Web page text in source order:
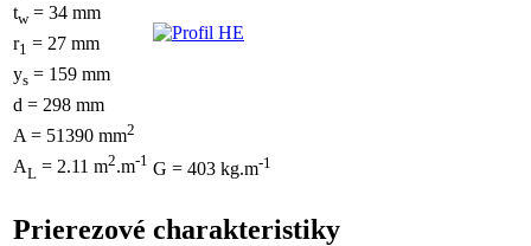
tw= 34 mm
r1 = 27 mm
ys = 159 mm
d = 298 mm
A = 51390 mm2
AL = 2.11 m2.m-1 G = 403 kg.m-1
Prierezové charakteristiky